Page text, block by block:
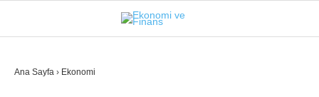
23.4°
İSTANBUL
Ana Sayfa › Ekonomi